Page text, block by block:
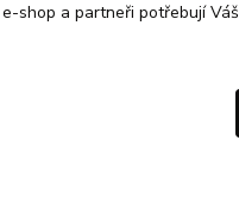
shop a partneři potřebují Váš